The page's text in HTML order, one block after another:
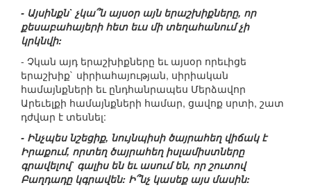
- Այսինքն` չկա՞ն այսօր այն երաշխիքները, որ
քեսաբահայերի հետ եւս մի տեղահանում չի
կրկնվի:
- Չկան այդ երաշխիքները եւ այսօր որեւիցե
երաշխիք` սիրիահայության, սիրիական
համայնքների եւ ընդհանրապես Մերձավոր
Արեւելքի համայնքների համար, ցավոք սրտի, շատ
դժվար է տեսնել:
- Ինչպես նշեցիք, նույնպիսի ծայրահեղ վիճակ է
Իրաքում, որտեղ ծայրահեղ իսլամիստները
գրավելով` գալիս են եւ ասում են, որ շուտով
Բաղդադը կգրավեն: Ի՞նչ կասեք այս մասին: